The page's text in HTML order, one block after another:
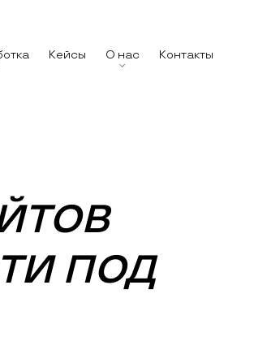
Кейсы О нас Контакты
ПОД